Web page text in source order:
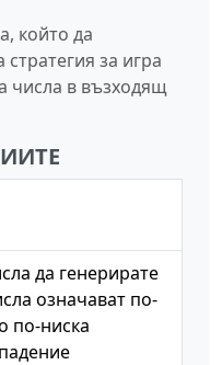
който да
за игра
числа в възходящ
да генерирате
означават по-
по-ниска